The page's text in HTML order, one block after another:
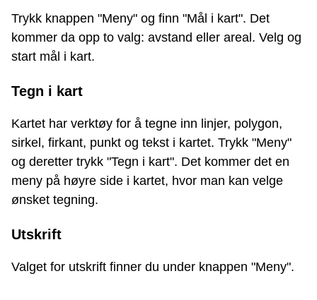
Trykk knappen "Meny" og finn "Mål i kart". Det
kommer da opp to valg: avstand eller areal. Velg og
start mål i kart.
Tegn i kart
Kartet har verktøy for å tegne inn linjer, polygon,
sirkel, firkant, punkt og tekst i kartet. Trykk "Meny"
og deretter trykk "Tegn i kart". Det kommer det en
meny på høyre side i kartet, hvor man kan velge
ønsket tegning.
Utskrift
Valget for utskrift finner du under knappen "Meny".